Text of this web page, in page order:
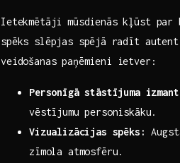
Ietekmētāji mūsdienās kļūst
spēks slēpjas spējā ⁣radīt
veidošanas paņēmieni ietver:
Personīgā stāstījuma
vēstījumu personiskāku.
Vizualizācijas spēks:
zīmola atmosfēru.